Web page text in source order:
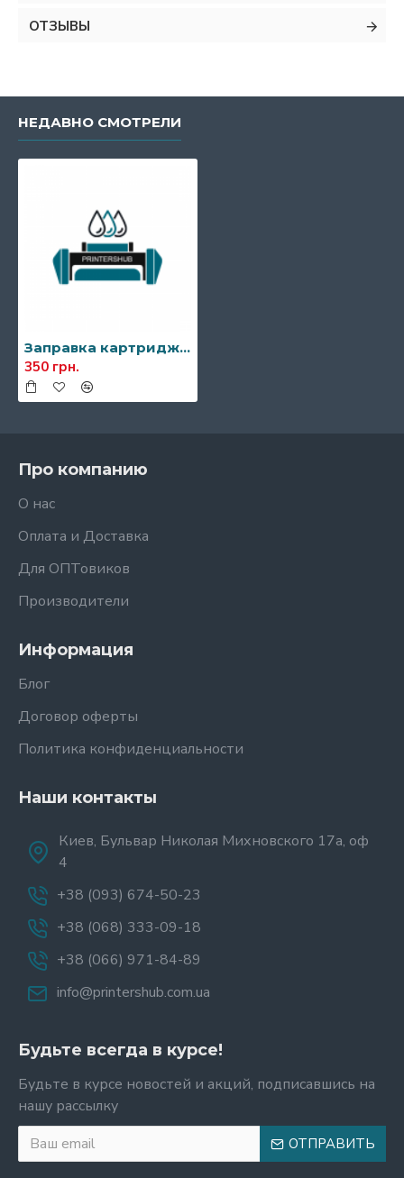
ОТЗЫВЫ
НЕДАВНО СМОТРЕЛИ
Заправка картриджа Pantum PC-211EV
350 грн.
Про компанию
О нас
Оплата и Доставка
Для ОПТовиков
Производители
Информация
Блог
Договор оферты
Политика конфиденциальности
Наши контакты
Киев, Бульвар Николая Михновского 17а, оф
4
+38 (093) 674-50-23
+38 (068) 333-09-18
+38 (066) 971-84-89
info@printershub.com.ua
Будьте всегда в курсе!
Будьте в курсе новостей и акций, подписавшись на
нашу рассылку
ОТПРАВИТЬ